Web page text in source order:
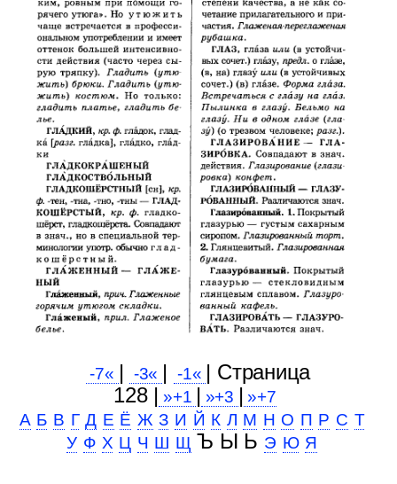
-7« | -3« | -1« | Cтраница
128 | »+1 | »+3 | »+7
А Б В Г Д Е Ё Ж З И Й К Л М Н О П Р С Т
У Ф Х Ц Ч Ш Щ Ъ Ы Ь Э Ю Я